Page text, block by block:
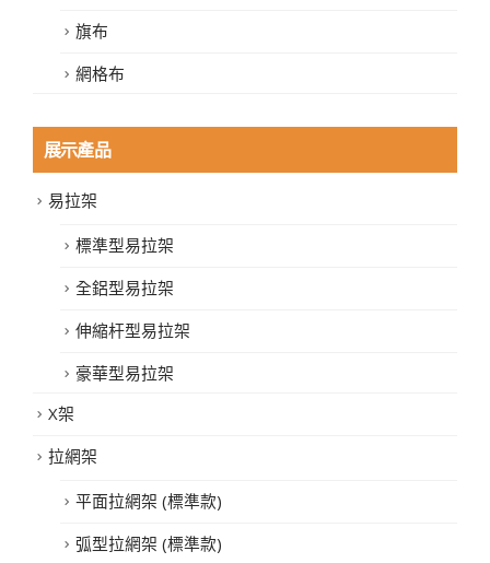
旗布
網格布
展示產品
易拉架
標準型易拉架
全鋁型易拉架
伸縮杆型易拉架
豪華型易拉架
X架
拉網架
平面拉網架 (標準款)
弧型拉網架 (標準款)